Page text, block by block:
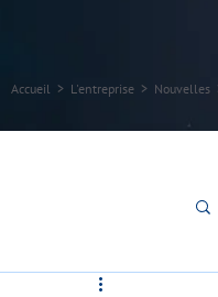
Accueil > L'entreprise > Nouvelles